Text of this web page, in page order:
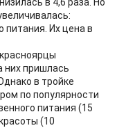
питания. Их цена в
них пришлась
в тройке
по популярности
питания (15
(10